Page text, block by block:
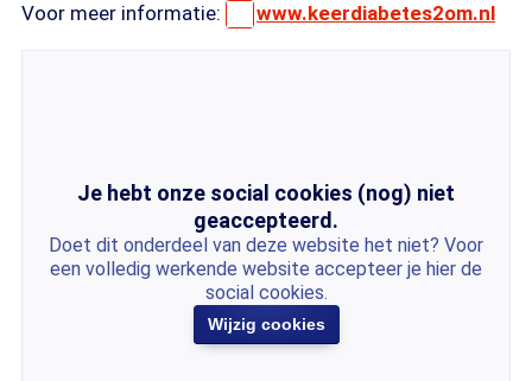
Voor meer informatie: www.keerdiabetes2om.nl
Je hebt onze social cookies (nog) niet
geaccepteerd.
Doet dit onderdeel van deze website het niet? Voor
een volledig werkende website accepteer je hier de
social cookies.
Wijzig cookies